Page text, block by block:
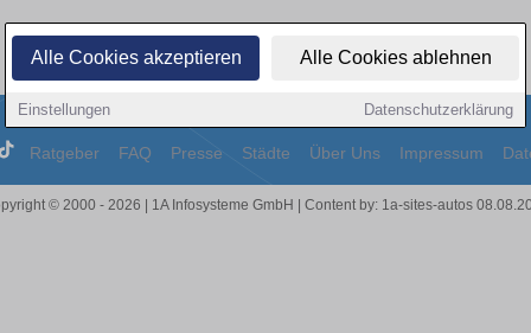
Alle Cookies akzeptieren Alle Cookies ablehnen
Einstellungen Datenschutzerklärung
Ratgeber FAQ Presse Städte Über Uns Impressum
© 2000 - 2026 | 1A Infosysteme GmbH | Content by: 1a-sites-autos